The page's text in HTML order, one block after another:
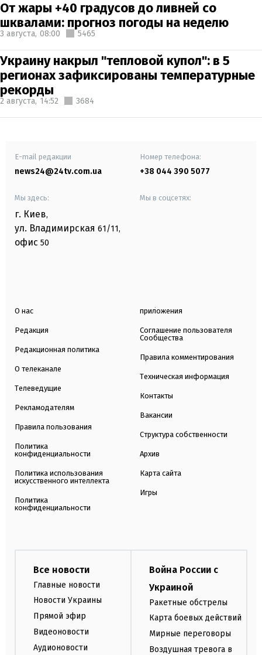
От жары +40 градусов до ливней со
шквалами: прогноз погоды на неделю
3 августа, 08:00 5465
Украину накрыл "тепловой купол": в 5
регионах зафиксированы температурные
рекорды
2 августа, 14:52 3684
E-mail редакции
news24@24tv.com.ua
Номер телефона:
+38 044 390 5077
Мы здесь:
г. Киев,
ул. Владимирская 61/11,
офис 50
Мы в соцсетях:
О нас
Редакция
Редакционная политика
О телеканале
Телеведущие
Рекламодателям
Правила пользования
Политика
конфиденциальности
Политика использования
искусственного интеллекта
Политика
конфиденциальности
приложения
Соглашение пользователя
Сообщества
Правила комментирования
Техническая информация
Контакты
Вакансии
Структура собственности
Архив
Карта сайта
Игры
Все новости
Главные новости
Новости Украины
Прямой эфир
Видеоновости
Аудионовости
Война России с
Украиной
Ракетные обстрелы
Карта боевых действий
Мирные переговоры
Воздушная тревога в